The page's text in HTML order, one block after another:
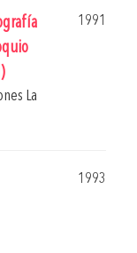
1991
La
1993